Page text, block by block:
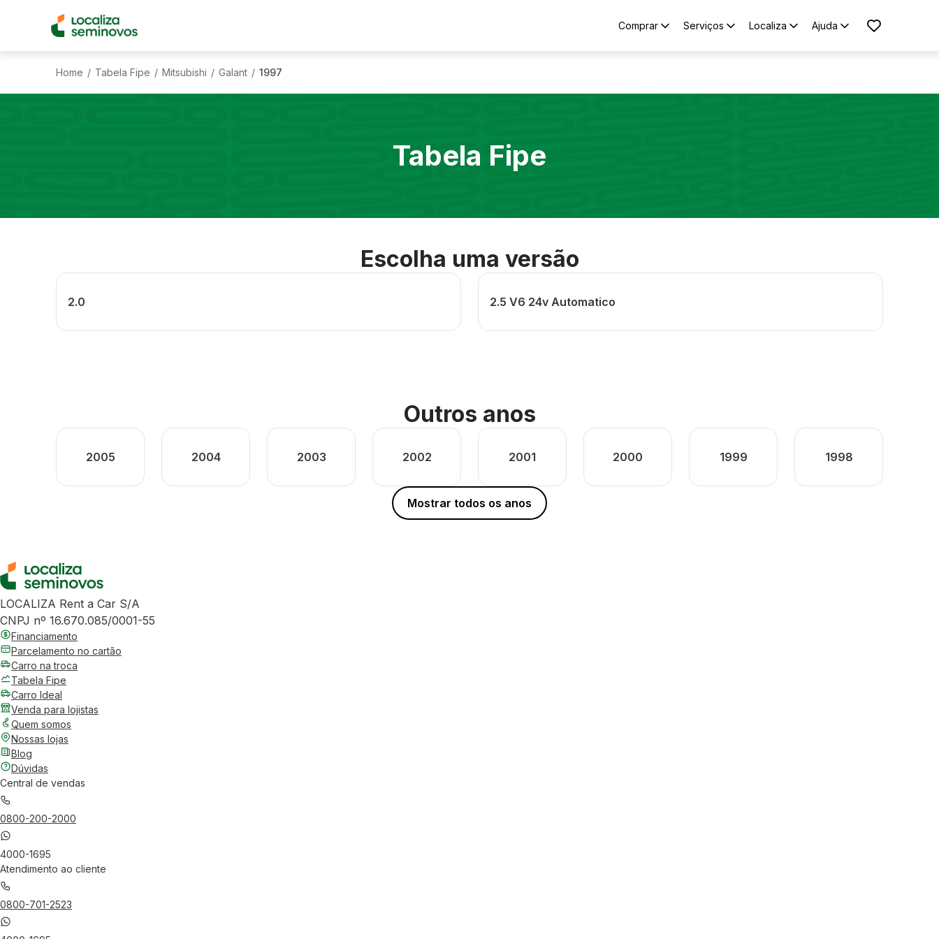
Comprar Serviços Localiza Ajuda
Home / Tabela Fipe / Mitsubishi / Galant / 1997
Tabela Fipe
Escolha uma versão
2.0 2.5 V6 24v Automatico
Outros anos
2005 2004 2003 2002 2001 2000 1999 1998
Mostrar todos os anos
LOCALIZA Rent a Car S/A
CNPJ nº 16.670.085/0001-55
Financiamento
Parcelamento no cartão
Carro na troca
Tabela Fipe
Carro Ideal
Venda para lojistas
Quem somos
Nossas lojas
Blog
Dúvidas
Central de vendas
0800-200-2000
4000-1695
Atendimento ao cliente
0800-701-2523